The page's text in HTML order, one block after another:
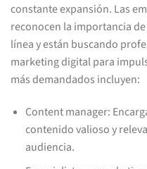
constante expansión. Las
reconocen la importancia
línea y están buscando
marketing digital para
más demandados incluyen:
Content manager:
contenido valioso y
audiencia.